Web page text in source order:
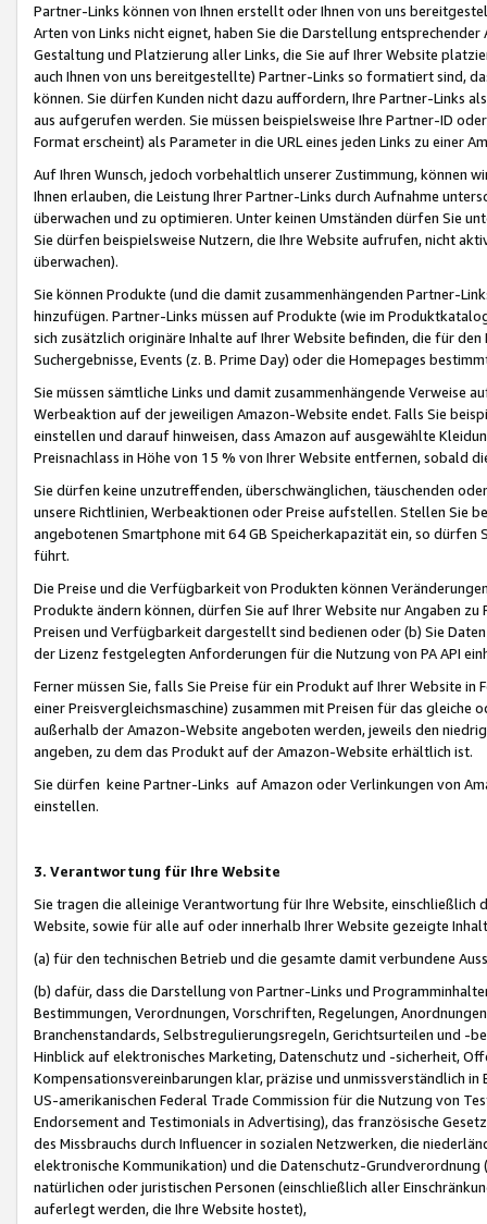
Partner-Links können von Ihnen erstellt oder Ihnen von uns
Arten von Links nicht eignet, haben Sie die Darstellung
Gestaltung und Platzierung aller Links, die Sie auf Ihrer Website
auch Ihnen von uns bereitgestellte) Partner-Links so formatiert sind,
können. Sie dürfen Kunden nicht dazu auffordern, Ihre Partner-Links
aus aufgerufen werden. Sie müssen beispielsweise Ihre Partner-ID
Format erscheint) als Parameter in die URL eines jeden Links zu einer
Auf Ihren Wunsch, jedoch vorbehaltlich unserer Zustimmung, können
Ihnen erlauben, die Leistung Ihrer Partner-Links durch Aufnahme
überwachen und zu optimieren. Unter keinen Umständen dürfen Sie
Sie dürfen beispielsweise Nutzern, die Ihre Website aufrufen, nicht
überwachen).
Sie können Produkte (und die damit zusammenhängenden Partner-
hinzufügen. Partner-Links müssen auf Produkte (wie im
sich zusätzlich originäre Inhalte auf Ihrer Website befinden, die für
Suchergebnisse, Events (z. B. Prime Day) oder die Homepages
Sie müssen sämtliche Links und damit zusammenhängende
Werbeaktion auf der jeweiligen Amazon-Website endet. Falls Sie
einstellen und darauf hinweisen, dass Amazon auf ausgewählte
Preisnachlass in Höhe von 15 % von Ihrer Website entfernen, sobald
Sie dürfen keine unzutreffenden, überschwänglichen, täuschenden
unsere Richtlinien, Werbeaktionen oder Preise aufstellen. Stellen Sie
angebotenen Smartphone mit 64 GB Speicherkapazität ein, so dürfen
führt.
Die Preise und die Verfügbarkeit von Produkten können
Produkte ändern können, dürfen Sie auf Ihrer Website nur Angaben
Preisen und Verfügbarkeit dargestellt sind bedienen oder (b) Sie
der Lizenz festgelegten Anforderungen für die Nutzung von PA API
Ferner müssen Sie, falls Sie Preise für ein Produkt auf Ihrer Website
einer Preisvergleichsmaschine) zusammen mit Preisen für das
außerhalb der Amazon-Website angeboten werden, jeweils den
angeben, zu dem das Produkt auf der Amazon-Website erhältlich ist.
Sie dürfen keine Partner-Links auf Amazon oder Verlinkungen von
einstellen.
3. Verantwortung für Ihre Website
Sie tragen die alleinige Verantwortung für Ihre Website,
Website, sowie für alle auf oder innerhalb Ihrer Website gezeigte
(a) für den technischen Betrieb und die gesamte damit verbundene
(b) dafür, dass die Darstellung von Partner-Links und
Bestimmungen, Verordnungen, Vorschriften, Regelungen,
Branchenstandards, Selbstregulierungsregeln, Gerichtsurteilen und -
Hinblick auf elektronisches Marketing, Datenschutz und -sicherheit,
Kompensationsvereinbarungen klar, präzise und unmissverständlich
US-amerikanischen Federal Trade Commission für die Nutzung von
Endorsement and Testimonials in Advertising), das französische
des Missbrauchs durch Influencer in sozialen Netzwerken, die
elektronische Kommunikation) und die Datenschutz-
natürlichen oder juristischen Personen (einschließlich aller
auferlegt werden, die Ihre Website hostet),